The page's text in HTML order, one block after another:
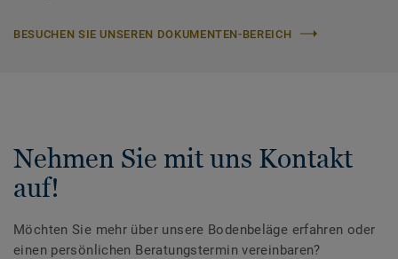
BESUCHEN SIE UNSEREN DOKUMENTEN-BEREICH
Nehmen Sie mit uns Kontakt
auf!
Möchten Sie mehr über unsere Bodenbeläge erfahren oder
einen persönlichen Beratungstermin vereinbaren?